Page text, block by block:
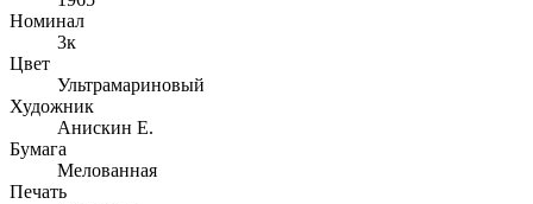
Номинал
3к
Цвет
Ультрамариновый
Художник
Анискин Е.
Бумага
Мелованная
Печать